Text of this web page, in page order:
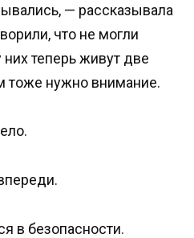
— рассказывала
что не могли
них теперь живут две
тоже нужно внимание.
в безопасности.